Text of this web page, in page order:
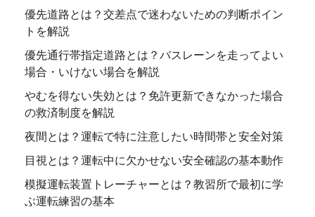
優先道路とは？交差点で迷わないための判断ポイン
トを解説
優先通行帯指定道路とは？バスレーンを走ってよい
場合・いけない場合を解説
やむを得ない失効とは？免許更新できなかった場合
の救済制度を解説
夜間とは？運転で特に注意したい時間帯と安全対策
目視とは？運転中に欠かせない安全確認の基本動作
模擬運転装置トレーチャーとは？教習所で最初に学
ぶ運転練習の基本